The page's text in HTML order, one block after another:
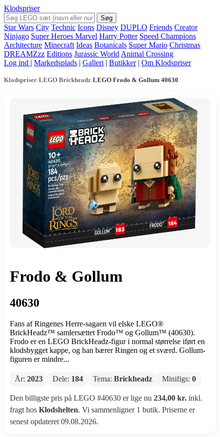
Klodspriser
Søg
Star Wars City Technic Icons Disney DUPLO Friends Creator
Ninjago Super Heroes Marvel Harry Potter Speed Champions
Architecture Minecraft Ideas Botanicals Super Mario Christmas
DREAMZzz Editions Jurassic World Animal Crossing
Log ind | Markedsplads | Galleri | Butikker | Om Klodspriser
Klodspriser/LEGO Brickheadz/LEGO Frodo & Gollum 40630
Frodo & Gollum
40630
Fans af Ringenes Herre-sagaen vil elske LEGO®
BrickHeadz™ samlersættet Frodo™ og Gollum™ (40630).
Frodo er en LEGO BrickHeadz-figur i normal størrelse iført en
klodsbygget kappe, og han bærer Ringen og et sværd. Gollum-
figuren er mindre...
År: 2023 Dele: 184 Tema: Brickheadz Minifigs: 0
Den billigste pris på LEGO #40630 er lige nu 234,00 kr. inkl.
fragt hos Klodshelten. Vi sammenligner 1 butik. Priserne er
senest opdateret 09.08.2026.